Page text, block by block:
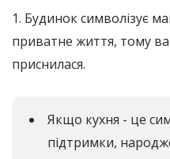
1. Будинок символізує
приватне життя, тому
приснилася.
Якщо кухня - це
підтримки,